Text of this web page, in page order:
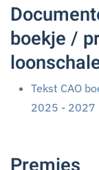
boekje /
Tekst CAO
2025 - 2027